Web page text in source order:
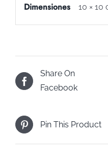
Dimensiones 10 × 10
Share On
Facebook
Pin This Product